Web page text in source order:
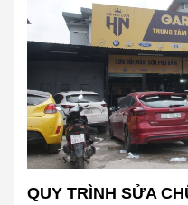
QUY TRÌNH SỬA